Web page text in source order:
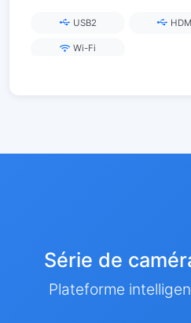
USB2
Wi-Fi
Série de
Plateforme